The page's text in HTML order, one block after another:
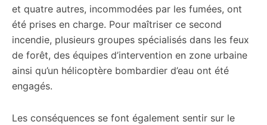
et quatre autres, incommodées par les fumées, ont
été prises en charge. Pour maîtriser ce second
incendie, plusieurs groupes spécialisés dans les feux
de forêt, des équipes d’intervention en zone urbaine
ainsi qu’un hélicoptère bombardier d’eau ont été
engagés.
Les conséquences se font également sentir sur le